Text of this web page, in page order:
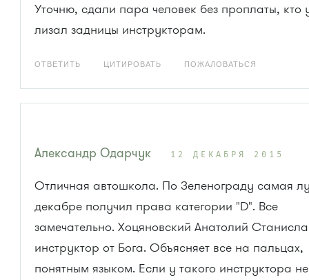
Уточню, сдали пара человек без проплаты, кто
лизал задницы инструкторам.
ОТВЕТИТЬ ЦИТИРОВАТЬ ПОЖАЛОВАТЬСЯ
Александр Одарчук 12 ДЕКАБРЯ 2015
Отличная автошкола. По Зеленограду самая
декабре получил права категории "D". Все
замечательно. Хоцяновский Анатолий
инструктор от Бога. Объясняет все на пальцах,
понятным языком. Если у такого инструктора не